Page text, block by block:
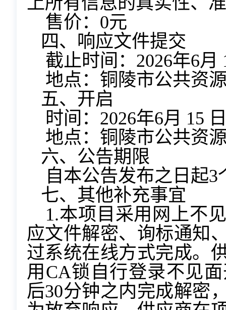
售价：0元
四、响应文件提交
截止时间：2026年6月
地点：铜陵市公共资
五、开启
时间：2026年6月 15
地点：铜陵市公共资
六、公告期限
自本公告发布之日起3
七、其他补充事宜
1.本项目采用网上不
应文件解密、询标通知
过系统在线方式完成。
用CA锁自行登录不见
后30分钟之内完成解密